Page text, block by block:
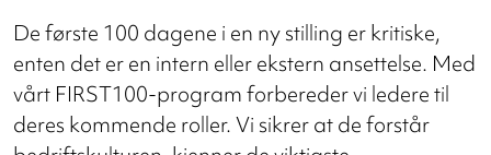
De første 100 dagene i en ny stilling er kritiske,
enten det er en intern eller ekstern ansettelse. Med
vårt FIRST100-program forbereder vi ledere til
deres kommende roller. Vi sikrer at de forstår